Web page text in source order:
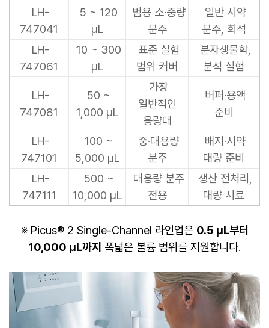
LH-
747041
5 ~ 120
µL
범용 소·중량
분주
일반 시약
분주, 희석
LH-
747061
10 ~ 300
µL
표준 실험
범위 커버
분자생물학,
분석 실험
LH-
747081
50 ~
1,000 µL
가장
일반적인
용량대
버퍼·용액
준비
LH-
747101
100 ~
5,000 µL
중·대용량
분주
배지·시약
대량 준비
LH-
747111
500 ~
10,000 µL
대용량 분주
전용
생산 전처리,
대량 시료
※ Picus® 2 Single-Channel 라인업은 0.5 µL부터
10,000 µL까지 폭넓은 볼륨 범위를 지원합니다.